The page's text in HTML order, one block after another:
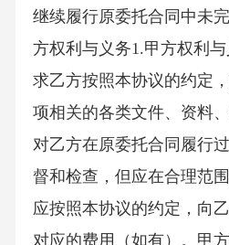
继续履行原委托合同中未
方权利与义务1.甲方权利
求乙方按照本协议的约定
项相关的各类文件、资料
对乙方在原委托合同履行
督和检查，但应在合理范
应按照本协议的约定，向
对应的费用（如有）。甲